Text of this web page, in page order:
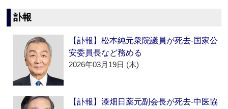
訃報
【訃報】松本純元衆院議員が死去‐国家公
安委員長など務める
2026年03月19日 (木)
【訃報】漆畑日薬元副会長が死去‐中医協